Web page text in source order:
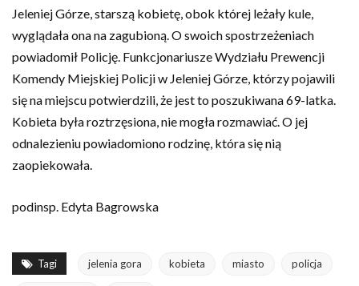
Jeleniej Górze, starszą kobietę, obok której leżały kule,
wyglądała ona na zagubioną. O swoich spostrzeżeniach
powiadomił Policję. Funkcjonariusze Wydziału Prewencji
Komendy Miejskiej Policji w Jeleniej Górze, którzy pojawili
się na miejscu potwierdzili, że jest to poszukiwana 69-latka.
Kobieta była roztrzęsiona, nie mogła rozmawiać. O jej
odnalezieniu powiadomiono rodzinę, która się nią
zaopiekowała.
podinsp. Edyta Bagrowska
Tagi jelenia gora kobieta miasto policja